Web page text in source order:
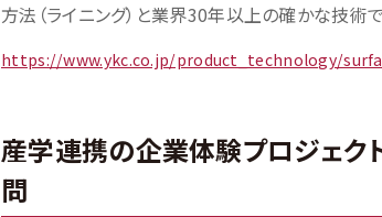
方法（ライニング）と業界30年以上の確かな技術
https://www.ykc.co.jp/product_technology/
産学連携の企業体験プロジェク
問